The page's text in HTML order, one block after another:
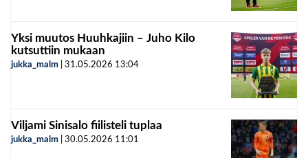
Yksi muutos Huuhkajiin – Juho Kilo
kutsuttiin mukaan
jukka_malm 31.05.2026 13:04
Viljami Sinisalo fiilisteli tuplaa
jukka_malm 30.05.2026 11:01